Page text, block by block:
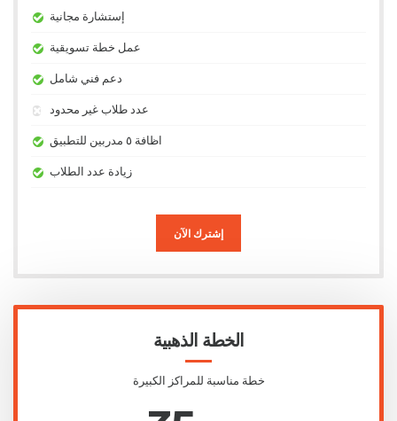
إستشارة مجانية
عمل خطة تسويقية
دعم فني شامل
عدد طلاب غير محدود
اظافة ٥ مدربين للتطبيق
زيادة عدد الطلاب
إشترك الآن
الخطة الذهبية
خطة مناسبة للمراكز الكبيرة